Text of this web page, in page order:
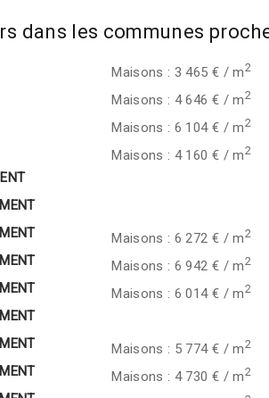
dans les communes
Maisons : 3 465 € / m2
Maisons : 4 646 € / m2
Maisons : 6 104 € / m2
Maisons : 4 160 € / m2
Maisons : 6 272 € / m2
Maisons : 6 942 € / m2
Maisons : 6 014 € / m2
Maisons : 5 774 € / m2
Maisons : 4 730 € / m2